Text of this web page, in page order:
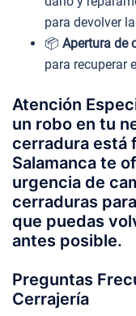
para devolver
📦 Apertura de
para recuperar
Atención
un robo en tu
cerradura está
Salamanca te
urgencia de
cerraduras
que puedas
antes posible.
Preguntas
Cerrajería